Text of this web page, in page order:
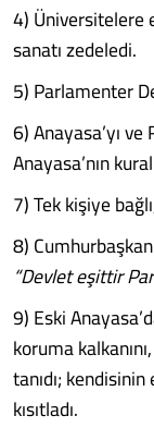
4) Üniversitelere
sanatı zedeledi.
5) Parlamenter
6) Anayasa’yı
Anayasa’nın
7) Tek kişiye
8)
“Devlet eşittir
9) Eski
koruma kalkanını,
tanıdı;
kısıtladı.